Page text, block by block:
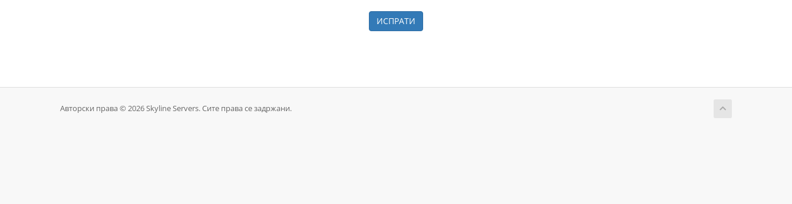
ИСПРАТИ
Авторски права © 2026 Skyline Servers. Сите права се задржани.